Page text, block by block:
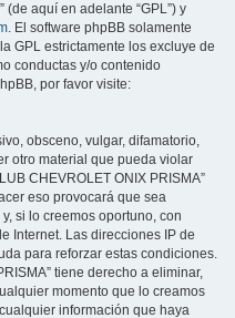
” (de aquí en adelante “GPL”) y
. El software phpBB solamente
GPL estrictamente los excluye de
conductas y/o contenido
por favor visite:
obsceno, vulgar, difamatorio,
otro material que pueda violar
CHEVROLET ONIX PRISMA”
eso provocará que sea
si lo creemos oportuno, con
Internet. Las direcciones IP de
para reforzar estas condiciones.
tiene derecho a eliminar,
momento que lo creamos
información que haya